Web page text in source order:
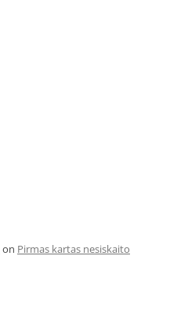
on Pirmas kartas nesiskaito